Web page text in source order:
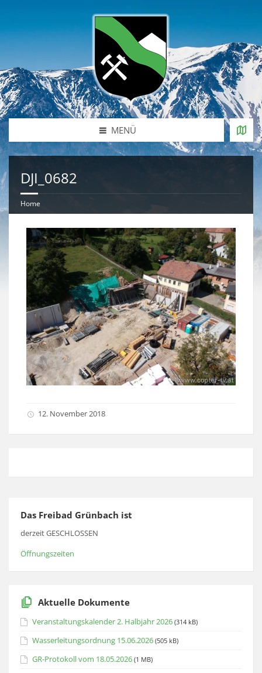
MENÜ
DJI_0682
Home
12. November 2018
Das Freibad Grünbach ist
derzeit GESCHLOSSEN
Öffnungszeiten
Aktuelle Dokumente
Veranstaltungskalender 2. Halbjahr 2026 (314 kB)
Wasserleitungsordnung 15.06.2026 (505 kB)
GR-Protokoll vom 18.05.2026 (1 MB)